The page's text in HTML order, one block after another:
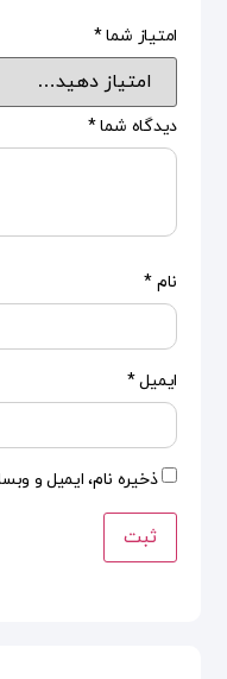
امتیاز شما*
دیدگاه شما*
نام *
ایمیل*
ذخیره نام، ایمیل و